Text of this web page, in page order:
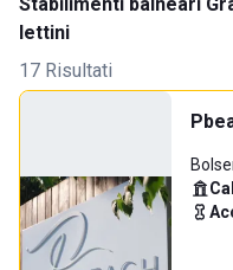
lettini
17 Risultati